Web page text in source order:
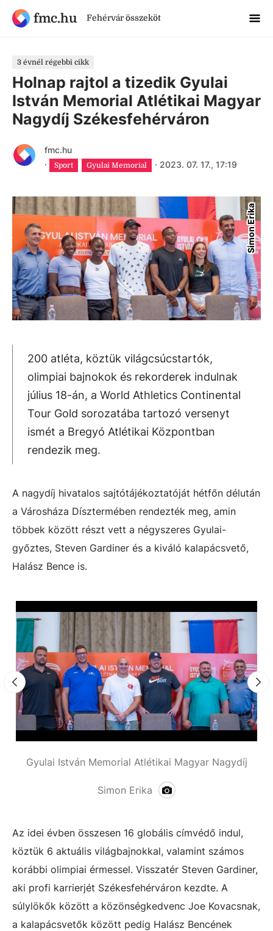
fmc.hu Fehérvár összeköt
3 évnél régebbi cikk
Holnap rajtol a tizedik Gyulai
István Memorial Atlétikai Magyar
Nagydíj Székesfehérváron
fmc.hu
·
Sport Gyulai Memorial · 2023. 07. 17., 17:19
Simon Erika
200 atléta, köztük világcsúcstartók,
olimpiai bajnokok és rekorderek indulnak
július 18-án, a World Athletics Continental
Tour Gold sorozatába tartozó versenyt
ismét a Bregyó Atlétikai Központban
rendezik meg.
A nagydíj hivatalos sajtótájékoztatóját hétfőn délután
a Városháza Dísztermében rendezték meg, amin
többek között részt vett a négyszeres Gyulai-
győztes, Steven Gardiner és a kiváló kalapácsvető,
Halász Bence is.
Gyulai István Memorial Atlétikai Magyar Nagydíj
Simon Erika
Az idei évben összesen 16 globális címvédő indul,
köztük 6 aktuális világbajnokkal, valamint számos
korábbi olimpiai érmessel. Visszatér Steven Gardiner,
aki profi karrierjét Székesfehérváron kezdte. A
súlylökők között a közönségkedvenc Joe Kovacsnak,
a kalapácsvetők között pedig Halász Bencének